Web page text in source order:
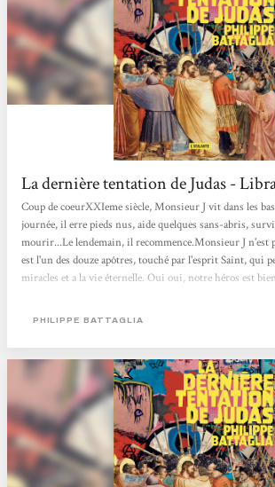
La dernière tentation de Judas -
Coup de coeurXXIeme siècle, Monsieur J vit dans les
journée, il erre pieds nus, aide quelques sans-abris,
mourir...Le lendemain, il recommence.Monsieur J n'est
est l'un des douze apôtres, touché par l'esprit Saint, qui
miracles et a la vie éternelle. Oui oui, notre héros est
l'Amour de sa vie. Alors quand il découvre l'Evangile
PHILIPPE BATTAGLIA